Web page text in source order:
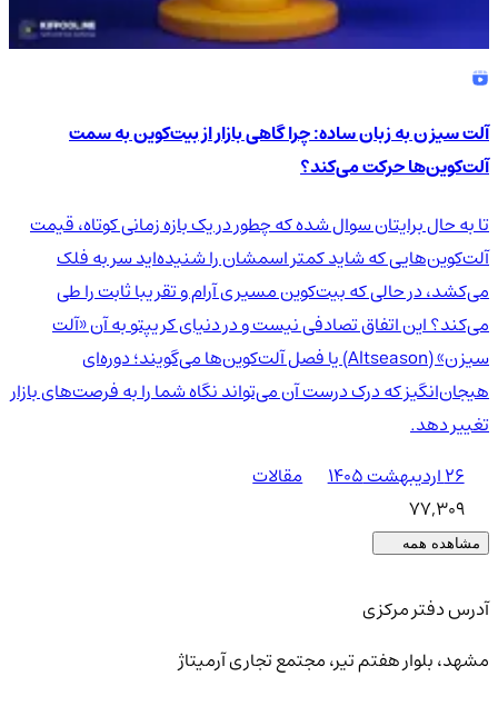
آلت سیزن به زبان ساده: چرا گاهی بازار از بیت‌کوین به سمت
آلت‌کوین‌ها حرکت می‌کند؟
تا به حال برایتان سوال شده که چطور در یک بازه زمانی کوتاه، قیمت
آلت‌کوین‌هایی که شاید کمتر اسمشان را شنیده‌اید سر به فلک
می‌کشد، در حالی که بیت‌کوین مسیری آرام و تقریبا ثابت را طی
می‌کند؟ این اتفاق تصادفی نیست و در دنیای کریپتو به آن «آلت
سیزن» (Altseason) یا فصل آلت‌کوین‌ها می‌گویند؛ دوره‌ای
هیجان‌انگیز که درک درست آن می‌تواند نگاه شما را به فرصت‌های بازار
تغییر دهد.
۲۶ اردیبهشت ۱۴۰۵
مقالات
77,309
مشاهده همه
آدرس دفتر مرکزی
مشهد، بلوار هفتم تیر، مجتمع تجاری آرمیتاژ